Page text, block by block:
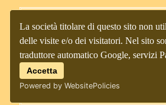
La società titolare di questo sito non
delle visite e/o dei visitatori. Nel sito
traduttore automatico Google, servizi
Accetta
Powered by WebsitePolicies